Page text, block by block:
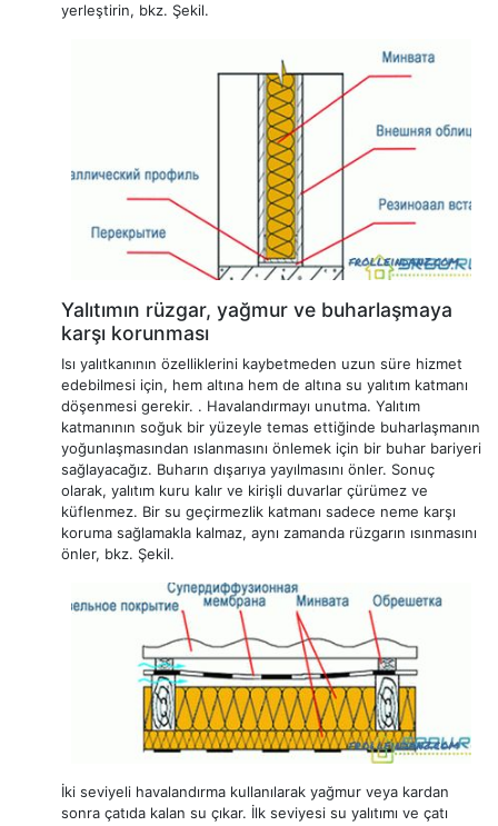
yerleştirin, bkz. Şekil.
Yalıtımın rüzgar, yağmur ve buharlaşmaya
karşı korunması
Isı yalıtkanının özelliklerini kaybetmeden uzun süre hizmet
edebilmesi için, hem altına hem de altına su yalıtım katmanı
döşenmesi gerekir. . Havalandırmayı unutma. Yalıtım
katmanının soğuk bir yüzeyle temas ettiğinde buharlaşmanın
yoğunlaşmasından ıslanmasını önlemek için bir buhar bariyeri
sağlayacağız. Buharın dışarıya yayılmasını önler. Sonuç
olarak, yalıtım kuru kalır ve kirişli duvarlar çürümez ve
küflenmez. Bir su geçirmezlik katmanı sadece neme karşı
koruma sağlamakla kalmaz, aynı zamanda rüzgarın ısınmasını
önler, bkz. Şekil.
İki seviyeli havalandırma kullanılarak yağmur veya kardan
sonra çatıda kalan su çıkar. İlk seviyesi su yalıtımı ve çatı